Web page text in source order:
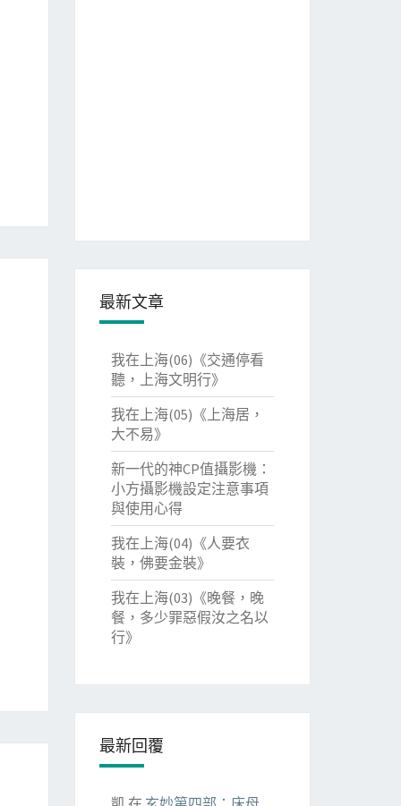
最新文章
我在上海(06)《交通停看
聽，上海文明行》
我在上海(05)《上海居，
大不易》
新一代的神CP值攝影機：
小方攝影機設定注意事項
與使用心得
我在上海(04)《人要衣
裝，佛要金裝》
我在上海(03)《晚餐，晚
餐，多少罪惡假汝之名以
行》
最新回覆